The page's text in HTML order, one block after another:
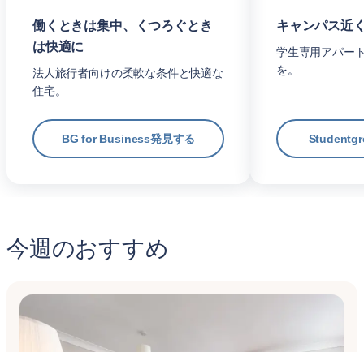
働くときは集中、くつろぐとき
は快適に
法人旅行者向けの柔軟な条件と快適な
住宅。
BG for Business発見する
キャンパス近
学生専用アパー
を。
今週のおすすめ